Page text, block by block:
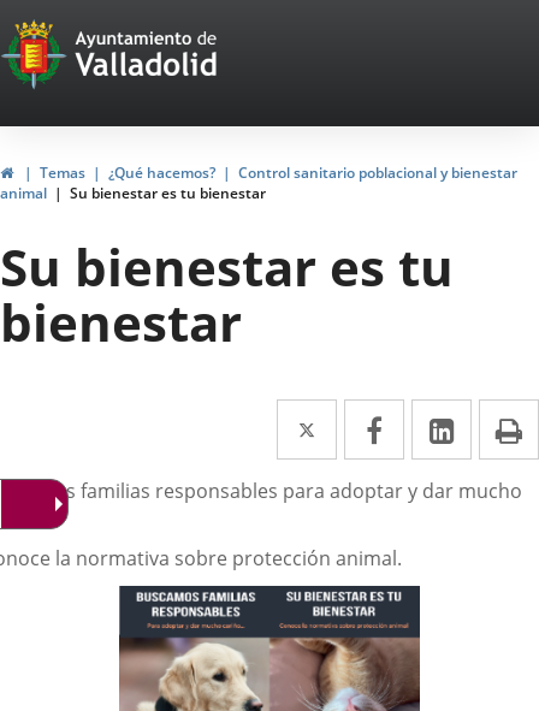
Portal
Web
del
Ayuntamiento
de
Valladolid
InicioTemas ¿Qué hacemos?
Control sanitario poblacional y bienestar
animal
Su bienestar es tu bienestar
Su bienestar es tu
bienestar
Twitter
Enlace
a
una
aplicación
externa.
Facebook
Enlace
a
una
aplicación
externa.
Enlace
a
una
familias responsables para adoptar y dar mucho
la normativa sobre protección animal.